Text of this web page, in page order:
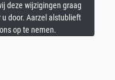
deze wijzigingen graag
door. Aarzel alstublieft
op te nemen.